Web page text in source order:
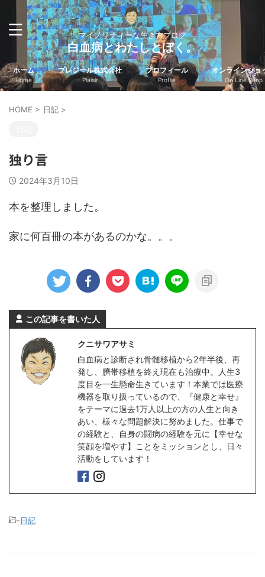
マイノリティーな生き方ブログ
白血病とわたしとぼく。
ホーム
Home
プレジール株式会社
Plaisir
プロフィール
Profile
オンラインショ
On Line Shop
HOME > 日記 >
独り言
2024年3月10日
本を整理しました。
家に何百冊の本があるのかな。。。
この記事を書いた人
クニサワアサミ
白血病と診断され骨髄移植から2年半後、再
発し、臍帯移植を終え現在も治療中。人生3
度目を一生懸命生きています！本業では医療
機器を取り扱っているので、『健康と幸せ』
をテーマに過去1万人以上の方の人生と向き
あい、様々な問題解決に努めました。仕事で
の経験と、自身の闘病の経験を元に【幸せな
笑顔を増やす】ことをミッションとし、日々
活動をしています！
-日記